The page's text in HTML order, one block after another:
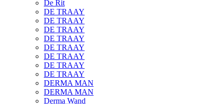
De Rit
DE TRAAY
DE TRAAY
DE TRAAY
DE TRAAY
DE TRAAY
DE TRAAY
DE TRAAY
DE TRAAY
DERMA MAN
DERMA MAN
Derma Wand